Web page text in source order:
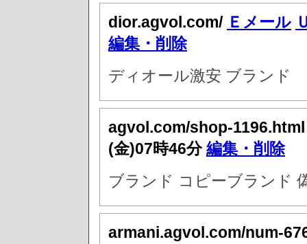
dior.agvol.com/ Ｅメール
編集・削除
ディオール激安 ブランド
agvol.com/shop-
(金)07時46分編集・削除
ブランド コピーブランド
armani.agvol.com/num-